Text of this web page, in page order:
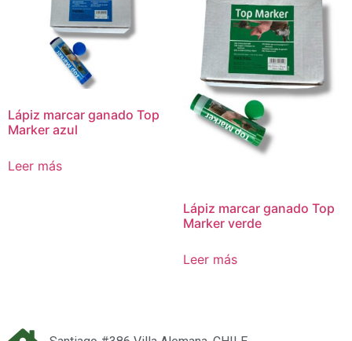
Lápiz marcar ganado Top
Marker azul
Leer más
Lápiz marcar ganado Top
Marker verde
Leer más